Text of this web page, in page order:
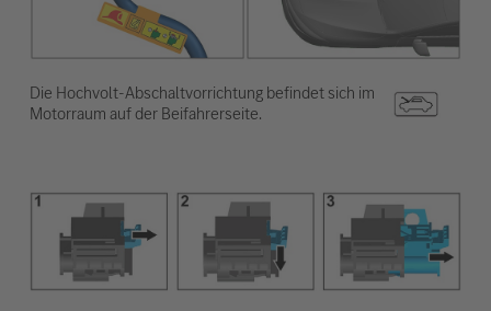
Die Hochvolt-Abschaltvorrichtung befindet sich im
Motorraum auf der Beifahrerseite.